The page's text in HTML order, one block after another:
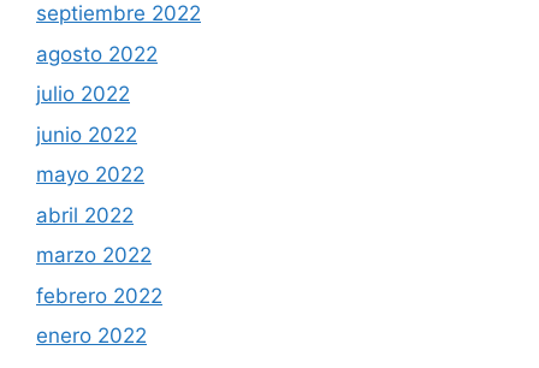
septiembre 2022
agosto 2022
julio 2022
junio 2022
mayo 2022
abril 2022
marzo 2022
febrero 2022
enero 2022